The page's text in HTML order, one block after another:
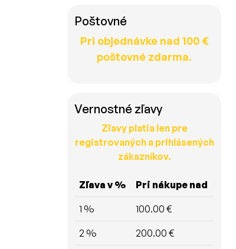
Poštovné
Pri objednávke nad 100 €
poštovné zdarma.
Vernostné zľavy
Zľavy platia len pre
registrovaných a prihlásených
zákazníkov.
Zľava v % Pri nákupe nad
1 % 100.00 €
2 % 200.00 €